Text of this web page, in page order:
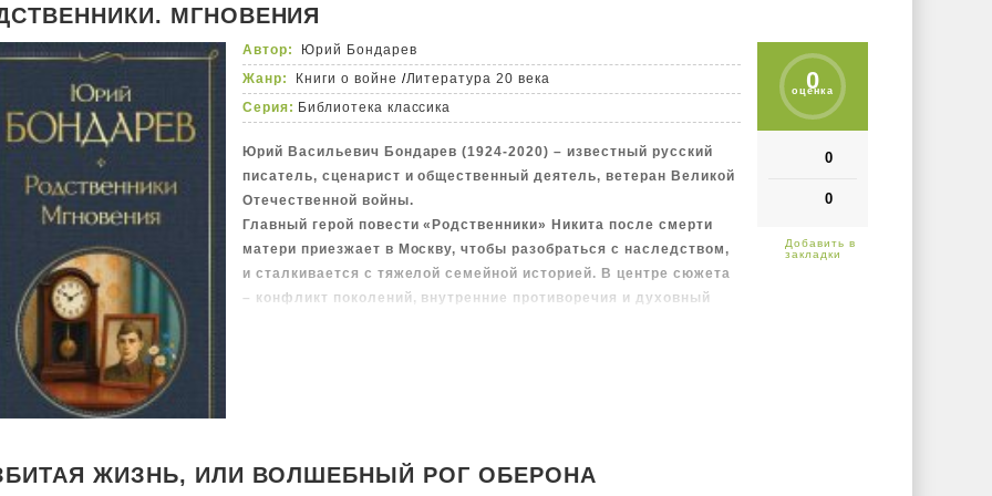
МГНОВЕНИЯ
0
оценка
0
0
Автор:
Юрий Бондарев
Жанр:
Книги о войне /Литература 20 века
Серия: Библиотека классика
Юрий Васильевич Бондарев (1924-2020) – известный русский
писатель, сценарист и общественный деятель, ветеран Великой
Отечественной войны.
Главный герой повести «Родственники» Никита после смерти
матери приезжает в Москву, чтобы разобраться с наследством,
и сталкивается с тяжелой семейной историей. В центре сюжета
– конфликт поколений, внутренние противоречия и духовный
явлениях жизни и природы. По определению самого Юрия
ЖИЗНЬ, ИЛИ ВОЛШЕБНЫЙ РОГ ОБЕРОНА